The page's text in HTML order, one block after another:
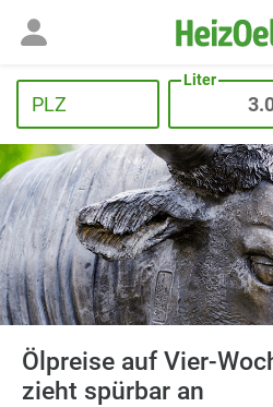
PLZ
Liter
Ölpreise auf Vier-
zieht spürbar an